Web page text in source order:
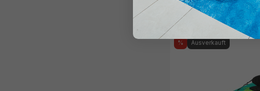
% Ausverkauft